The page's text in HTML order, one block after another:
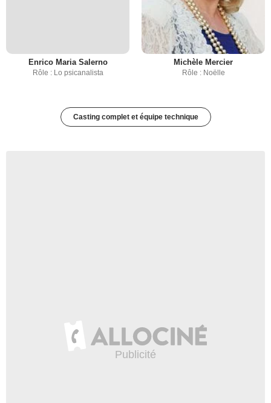
Enrico Maria Salerno
Rôle : Lo psicanalista
Michèle Mercier
Rôle : Noëlle
Casting complet et équipe technique